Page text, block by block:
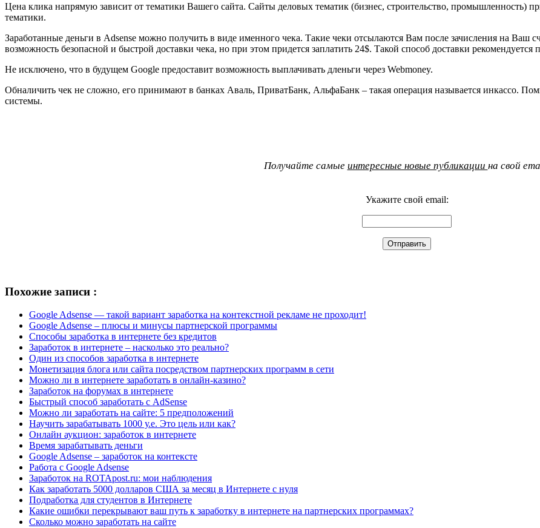
Цена клика напрямую зависит от тематики Вашего сайта. Сайты деловых тематик (бизнес, строительство, промышленность)
тематики.
Заработанные деньги в Adsense можно получить в виде именного чека. Такие чеки отсылаются Вам после зачисления на Ваш
возможность безопасной и быстрой доставки чека, но при этом придется заплатить 24$. Такой способ доставки
Не исключено, что в будущем Google предоставит возможность выплачивать дленьги через Webmoney.
Обналичить чек не сложно, его принимают в банках Аваль, ПриватБанк, АльфаБанк – такая операция называется инкассо.
системы.
Получайте самые интересные новые публикации на свой
Укажите свой email:
Похожие записи :
Google Adsense — такой вариант заработка на контекстной рекламе не проходит!
Google Adsense – плюсы и минусы партнерской программы
Способы заработка в интернете без кредитов
Заработок в интернете – насколько это реально?
Один из способов заработка в интернете
Монетизация блога или сайта посредством партнерских программ в сети
Можно ли в интернете заработать в онлайн-казино?
Заработок на форумах в интернете
Быстрый способ заработать с AdSense
Можно ли заработать на сайте: 5 предположений
Научить зарабатывать 1000 у.е. Это цель или как?
Онлайн аукцион: заработок в интернете
Время зарабатывать деньги
Google Adsense – заработок на контексте
Работа с Google Adsense
Заработок на ROTApost.ru: мои наблюдения
Как заработать 5000 долларов США за месяц в Интернете с нуля
Подработка для студентов в Интернете
Какие ошибки перекрывают ваш путь к заработку в интернете на партнерских программах?
Сколько можно заработать на сайте